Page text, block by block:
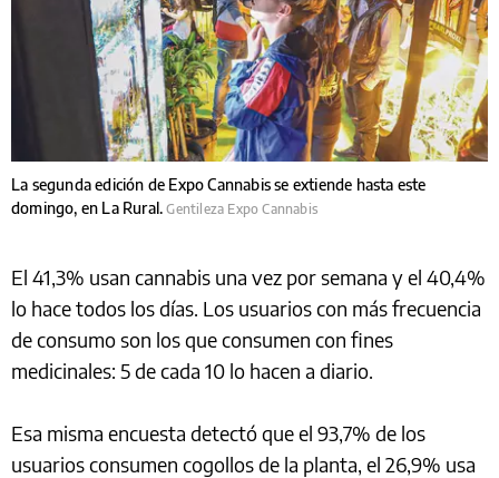
La segunda edición de Expo Cannabis se extiende hasta este
domingo, en La Rural.Gentileza Expo Cannabis
El 41,3% usan cannabis una vez por semana y el 40,4%
lo hace todos los días. Los usuarios con más frecuencia
de consumo son los que consumen con fines
medicinales: 5 de cada 10 lo hacen a diario.
Esa misma encuesta detectó que el 93,7% de los
usuarios consumen cogollos de la planta, el 26,9% usa